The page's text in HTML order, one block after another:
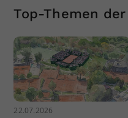
Top-Themen
22.07.2026